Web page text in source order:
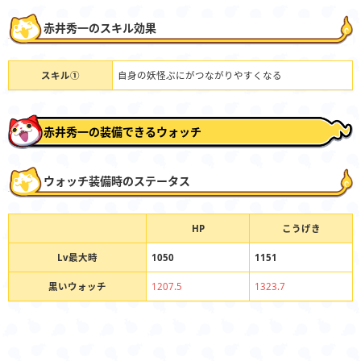
赤井秀一のスキル効果
スキル① 自身の妖怪ぷにがつながりやすくなる
赤井秀一の装備できるウォッチ
ウォッチ装備時のステータス
HP こうげき
Lv最大時 1050 1151
黒いウォッチ 1207.5 1323.7